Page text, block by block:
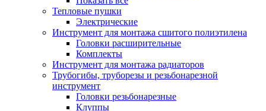
Тепловые пушки
Электрические
Инструмент для монтажа сшитого полиэтилена
Головки расширительные
Комплекты
Инструмент для монтажа радиаторов
Трубогибы, труборезы и резьбонарезной
инструмент
Головки резьбонарезные
Клуппы